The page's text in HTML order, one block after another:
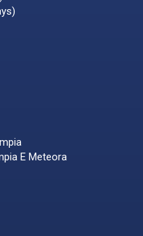
E Meteora